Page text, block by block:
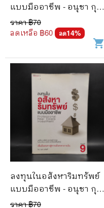
แบบมืออาชีพ - อนุชา กุล
วิสุทธิ์
ราคา ฿70
ลดเหลือ ฿60 ลด14%
shopping_cart
ลงทุนในอสังหาริมทรัพย์
แบบมืออาชีพ - อนุชา กุล
วิสุทธิ์
ราคา ฿70